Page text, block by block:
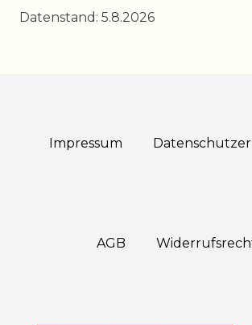
Datenstand: 5.8.2026
Impressum
AGB